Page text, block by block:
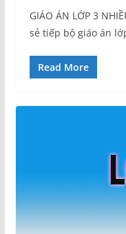
GIÁO ÁN LỚP 3
sẻ tiếp bộ giáo án
Read More